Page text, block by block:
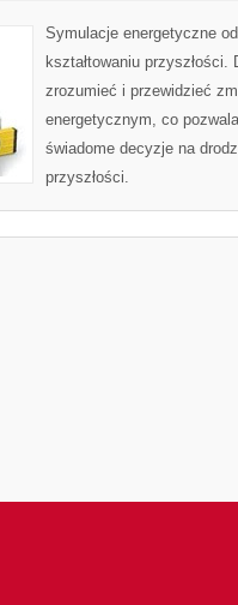
Symulacje energetyczne
kształtowaniu
zrozumieć i przewidzieć
energetycznym, co
świadome decyzje na
przyszłości.